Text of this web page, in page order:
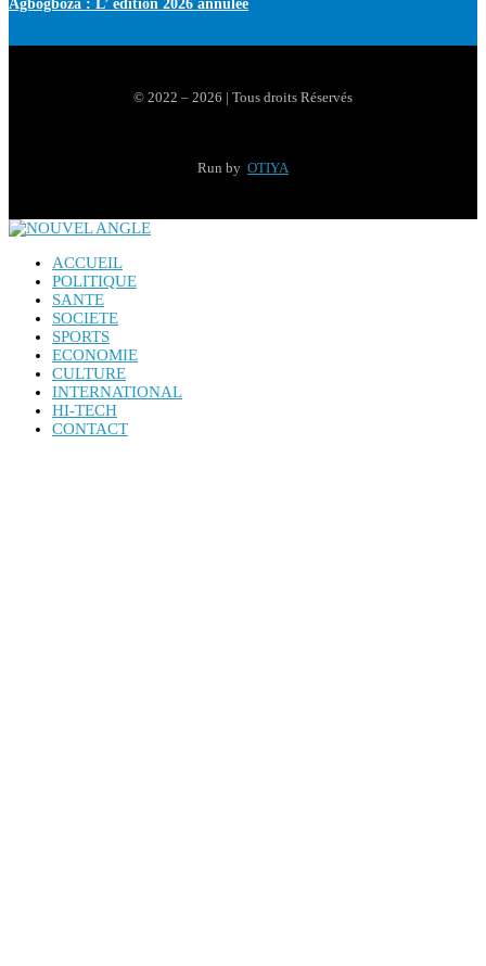
Agbogboza : L’ édition 2026 annulée
© 2022 – 2026 | Tous droits Réservés
Run by OTIYA
ACCUEIL
POLITIQUE
SANTE
SOCIETE
SPORTS
ECONOMIE
CULTURE
INTERNATIONAL
HI-TECH
CONTACT